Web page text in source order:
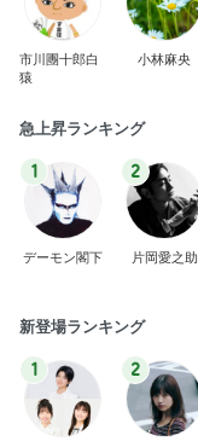
市川團十郎白
猿
小林麻央
急上昇ランキング
1
デーモン閣下
2
片岡愛之助
新登場ランキング
1 2